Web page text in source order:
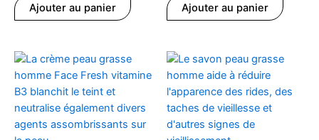
Ajouter au panier Ajouter au panier